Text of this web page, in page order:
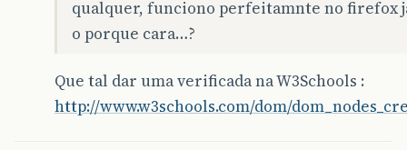
qualquer, funciono perfeitamnte no firefox
o porque cara…?
Que tal dar uma verificada na W3Schools :
http://www.w3schools.com/dom/